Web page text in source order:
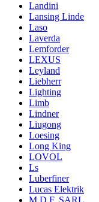
Landini
Lansing Linde
Laso
Laverda
Lemforder
LEXUS
Leyland
Liebherr
Lighting
Limb
Lindner
Liugong
Loesing
Long King
LOVOL
Ls
Luberfiner
Lucas Elektrik
M.D.F. SARL